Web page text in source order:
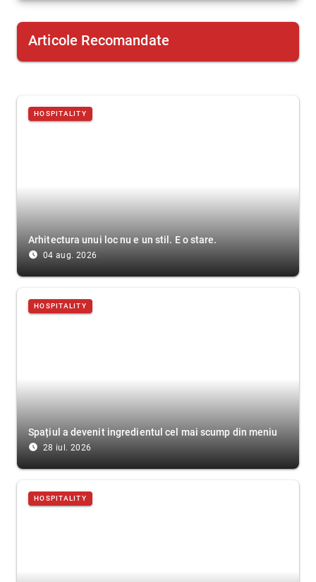
Articole Recomandate
HOSPITALITY
Arhitectura unui loc nu e un stil. E o stare.
access_time_filled 04 aug. 2026
HOSPITALITY
Spațiul a devenit ingredientul cel mai scump din meniu
access_time_filled 28 iul. 2026
HOSPITALITY